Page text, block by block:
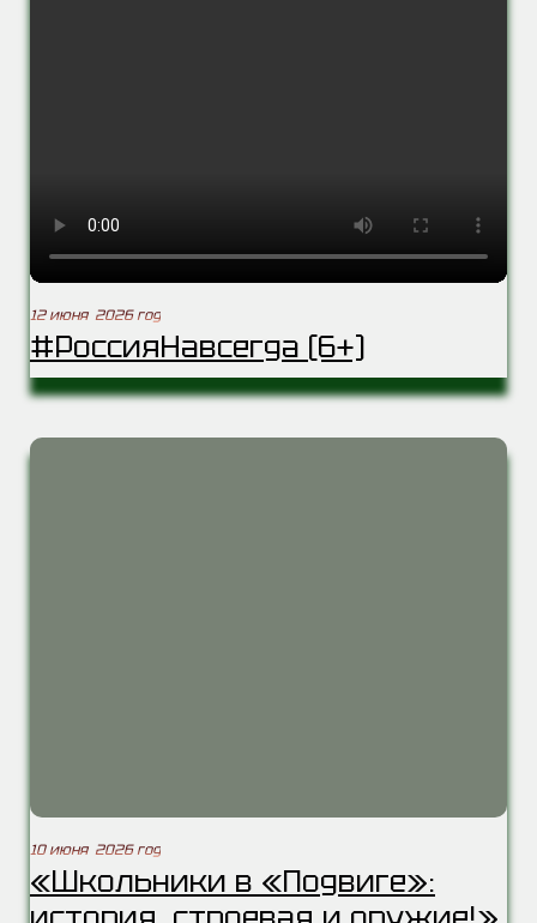
12 июня 2026 год
#РоссияНавсегда (6+)
10 июня 2026 год
«Школьники в «Подвиге»: